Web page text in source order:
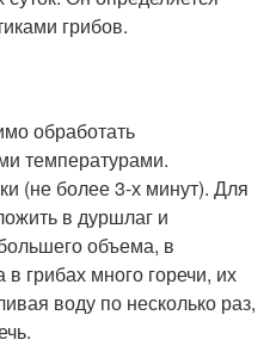
грибов.
обработать
температурами.
(не более 3-х минут). Для
в дуршлаг и
объема, в
грибах много горечи, их
воду по несколько раз,